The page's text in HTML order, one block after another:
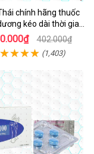
chính hãng thuốc
kéo dài thời gian
Nam hộp 10 viên
402.000₫
(1,403)